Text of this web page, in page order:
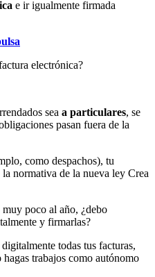
e ir igualmente firmada
electrónica?
sea a particulares, se
pasan fuera de la
como despachos), tu
la normativa de la nueva ley Crea
poco al año, ¿debo
y firmarlas?
todas tus facturas,
trabajos como autónomo